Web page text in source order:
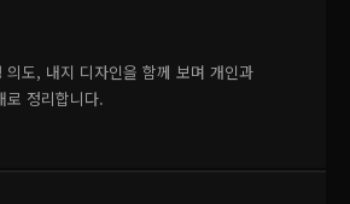
도, 내지 디자인을 함께 보며 개인과
로 정리합니다.